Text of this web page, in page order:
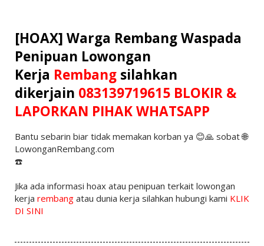
[HOAX] Warga Rembang Waspada
Penipuan Lowongan
Kerja Rembangsilahkan
dikerjain 083139719615BLOKIR &
LAPORKAN PIHAK WHATSAPP
Bantu sebarin biar tidak memakan korban ya 😊🙏 sobat 🌐
LowonganRembang.com
☎️
Jika ada informasi hoax atau penipuan terkait lowongan
kerja rembangatau dunia kerja silahkan hubungi kami KLIK
DI SINI